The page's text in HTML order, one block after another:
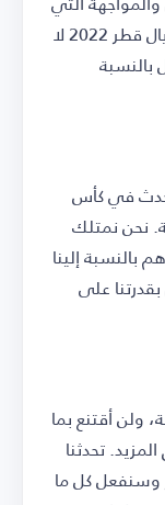
جمعت المنتخبين في نصف نهائي مونديال قطر 2022 لا
بالنسبة
حدث في كأس
نحن نمتلك
بالنسبة إلينا
على
ولن أقتنع بما
تحدثنا
وسنفعل كل ما